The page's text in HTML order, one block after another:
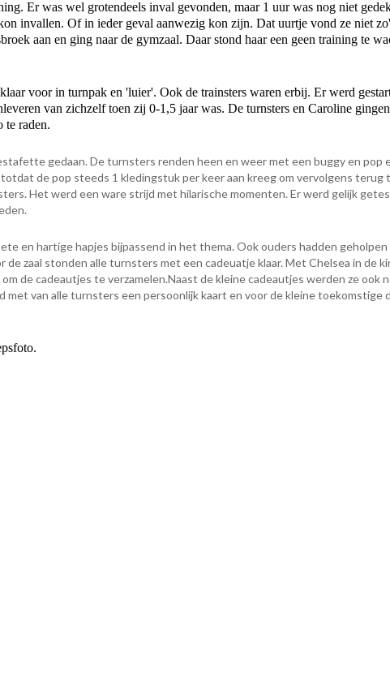
Er was wel grotendeels inval gevonden, maar 1 uur was nog niet
invallen. Of in ieder geval aanwezig kon zijn. Dat uurtje vond ze niet
aan en ging naar de gymzaal. Daar stond haar een geen training te
voor in turnpak en 'luier'. Ook de trainsters waren erbij. Er werd
van zichzelf toen zij 0-1,5 jaar was. De turnsters en Caroline
te raden.
gedaan. De turnsters renden heen en weer met een buggy en pop
de pop steeds 1 kledingstuk per keer aan kreeg om vervolgens terug
Het werd een ware strijd met hilarische momenten. Er werd gelijk
en hartige hapjes bijpassend in het thema. Ook ouders hadden
de zaal stonden alle turnsters met een cadeuatje klaar. Met Chelsea in de
de cadeautjes te verzamelen.Naast de kleine cadeautjes werden ze ook
met van alle turnsters een persoonlijk kaart en voor de kleine toekomstige